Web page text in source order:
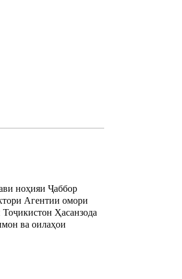
ноҳияи Ҷаббор
Агентии омори
Тоҷикистон Ҳасанзода
ва оилаҳои